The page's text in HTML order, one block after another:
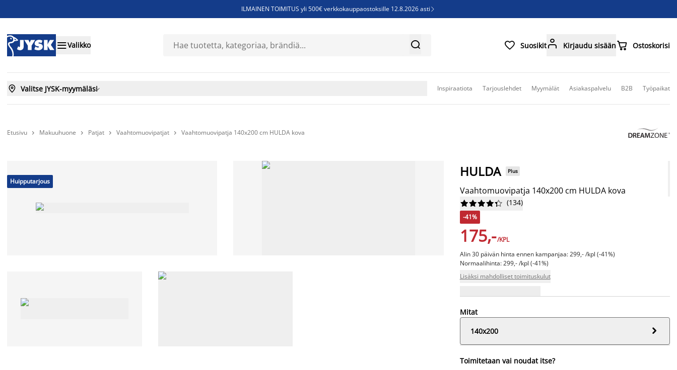
ILMAINEN TOIMITUS yli 500€ verkkokauppaostoksille 12.8.2026 asti 
Sijauspatjoja - Säästä jopa 60%
Valikko   Suosikit Kirjaudu sisään Ostoskorisi
 Valitse JYSK-myymäläsi Inspiraatiota Tarjouslehdet Myymälät Asiakaspalvelu B2B Työpaikat
Etusivu  Makuuhuone  Patjat  Vaahtomuovipatjat  Vaahtomuovipatja 140x200 cm HULDA kova
Huipputarjous
HULDA Plus
Vaahtomuovipatja 140x200 cm HULDA kova





 (134)
-41%
175,-/KPL
Alin 30 päivän hinta ennen kampanjaa: 299,- /kpl (-41%)
Normaalihinta: 299,- /kpl (-41%)
Lisäksi mahdolliset toimituskulut
Mitat
140x200

Toimitetaan vai noudat itse?